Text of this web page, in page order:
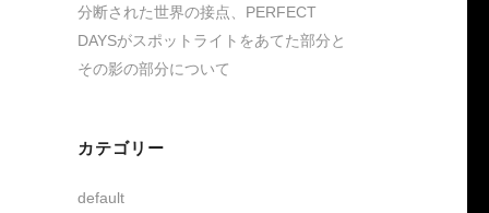
分断された世界の接点、PERFECT
DAYSがスポットライトをあてた部分と
その影の部分について
カテゴリー
default